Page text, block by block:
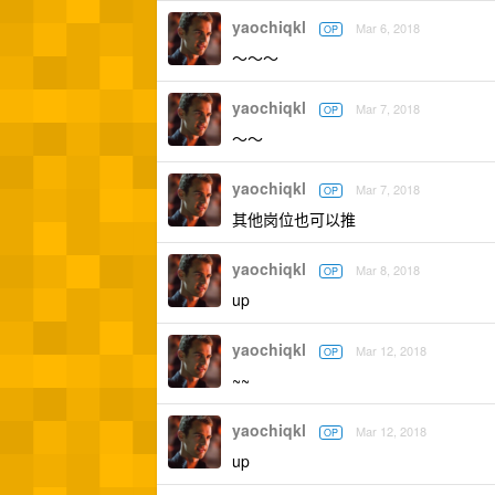
yaochiqkl OP Mar 6, 2018
～～～
yaochiqkl OP Mar 7, 2018
～～
yaochiqkl OP Mar 7, 2018
其他岗位也可以推
yaochiqkl OP Mar 8, 2018
up
yaochiqkl OP Mar 12, 2018
~~
yaochiqkl OP Mar 12, 2018
up